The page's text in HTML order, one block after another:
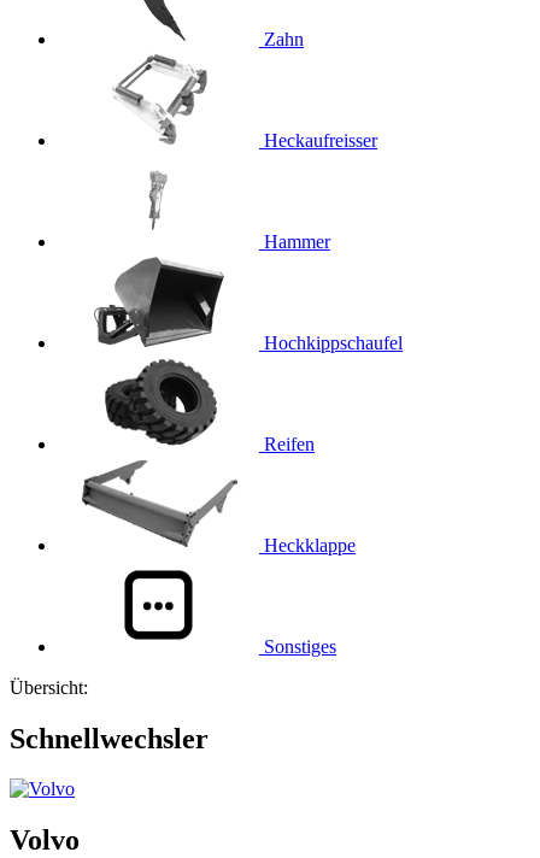
Zahn
Heckaufreisser
Hammer
Hochkippschaufel
Reifen
Heckklappe
Sonstiges
Übersicht:
Schnellwechsler
Volvo